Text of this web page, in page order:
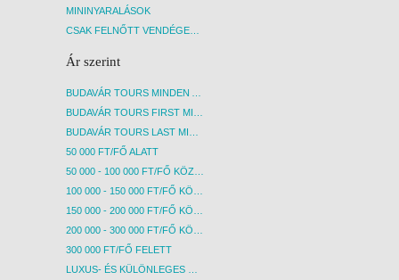
MININYARALÁSOK
CSAK FELNŐTT VENDÉGEKET FOGADÓ SZÁLLÁSOK
Ár szerint
BUDAVÁR TOURS MINDEN AKCIÓS ÚT
BUDAVÁR TOURS FIRST MINUTE AKCIÓS UTAK
BUDAVÁR TOURS LAST MINUTE AKCIÓS UTAK
50 000 FT/FŐ ALATT
50 000 - 100 000 FT/FŐ KÖZÖTT
100 000 - 150 000 FT/FŐ KÖZÖTT
150 000 - 200 000 FT/FŐ KÖZÖTT
200 000 - 300 000 FT/FŐ KÖZÖTT
300 000 FT/FŐ FELETT
LUXUS- ÉS KÜLÖNLEGES UTAK